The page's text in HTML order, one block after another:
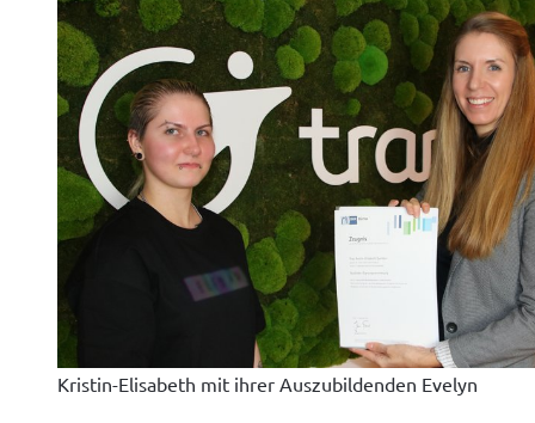
Kristin-Elisabeth mit ihrer Auszubildenden Evelyn